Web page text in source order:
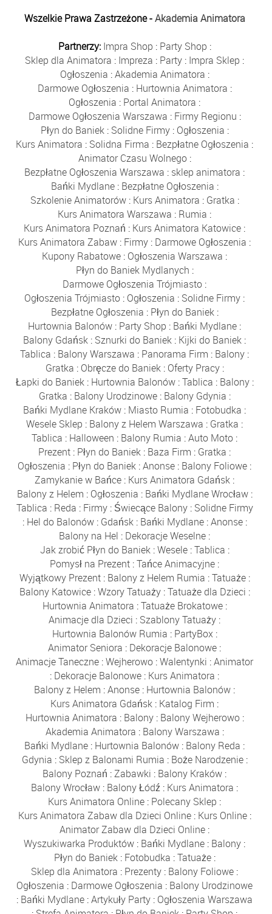
Wszelkie Prawa Zastrzeżone -Akademia Animatora
Partnerzy: Impra Shop : Party Shop :
Sklep dla Animatora : Impreza : Party : Impra Sklep :
Ogłoszenia :Akademia Animatora :
Darmowe Ogłoszenia : Hurtownia Animatora :
Ogłoszenia : Portal Animatora :
Darmowe Ogłoszenia Warszawa : Firmy Regionu :
Płyn do Baniek: Solidne Firmy: Ogłoszenia :
Kurs Animatora : Solidna Firma : Bezpłatne Ogłoszenia :
Animator Czasu Wolnego:
Bezpłatne Ogłoszenia Warszawa : sklep animatora :
Bańki Mydlane: Bezpłatne Ogłoszenia :
Szkolenie Animatorów: Kurs Animatora : Gratka :
Kurs Animatora Warszawa : Rumia :
Kurs Animatora Poznań : Kurs Animatora Katowice :
Kurs Animatora Zabaw : Firmy : Darmowe Ogłoszenia :
Kupony Rabatowe : Ogłoszenia Warszawa :
Płyn do Baniek Mydlanych :
Darmowe Ogłoszenia Trójmiasto :
Ogłoszenia Trójmiasto : Ogłoszenia : Solidne Firmy :
Bezpłatne Ogłoszenia : Płyn do Baniek:
Hurtownia Balonów : Party Shop : Bańki Mydlane :
Balony Gdańsk : Sznurki do Baniek : Kijki do Baniek :
Tablica : Balony Warszawa : Panorama Firm : Balony :
Gratka : Obręcze do Baniek: Oferty Pracy:
Łapki do Baniek: Hurtownia Balonów:Tablica : Balony:
Gratka : Balony Urodzinowe: Balony Gdynia :
Bańki Mydlane Kraków : Miasto Rumia : Fotobudka :
Wesele Sklep : Balony z Helem Warszawa : Gratka :
Tablica : Halloween : Balony Rumia :Auto Moto :
Prezent : Płyn do Baniek : Baza Firm : Gratka :
Ogłoszenia : Płyn do Baniek :Anonse : Balony Foliowe :
Zamykanie w Bańce : Kurs Animatora Gdańsk :
Balony z Helem : Ogłoszenia : Bańki Mydlane Wrocław:
Tablica : Reda : Firmy: Świecące Balony: Solidne Firmy
: Hel do Balonów: Gdańsk: Bańki Mydlane:Anonse:
Balony na Hel : Dekoracje Weselne :
Jak zrobić Płyn do Baniek:Wesele:Tablica :
Pomysł na Prezent :Tańce Animacyjne :
Wyjątkowy Prezent: Balony z Helem Rumia :Tatuaże:
Balony Katowice:Wzory Tatuaży:Tatuaże dla Dzieci :
Hurtownia Animatora :Tatuaże Brokatowe:
Animacje dla Dzieci : Szablony Tatuaży :
Hurtownia Balonów Rumia : PartyBox:
Animator Seniora : Dekoracje Balonowe :
Animacje Taneczne :Wejherowo :Walentynki :Animator
: Dekoracje Balonowe : Kurs Animatora :
Balony z Helem :Anonse : Hurtownia Balonów :
Kurs Animatora Gdańsk : Katalog Firm :
Hurtownia Animatora : Balony: Balony Wejherowo:
Akademia Animatora : Balony Warszawa :
Bańki Mydlane : Hurtownia Balonów : Balony Reda :
Gdynia : Sklep z Balonami Rumia : Boże Narodzenie:
Balony Poznań :Zabawki : Balony Kraków :
Balony Wrocław : Balony Łódź : Kurs Animatora :
Kurs Animatora Online : Polecany Sklep :
Kurs Animatora Zabaw dla Dzieci Online: Kurs Online:
Animator Zabaw dla Dzieci Online :
Wyszukiwarka Produktów : Bańki Mydlane : Balony :
Płyn do Baniek: Fotobudka :Tatuaże:
Sklep dla Animatora : Prezenty : Balony Foliowe :
Ogłoszenia : Darmowe Ogłoszenia : Balony Urodzinowe
: Bańki Mydlane :Artykuły Party : Ogłoszenia Warszawa